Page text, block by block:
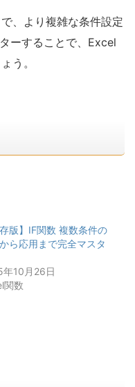
、より複雑な条件設定
ーすることで、Excel
う。
存版】IF関数 複数条件の
ら応用まで完全マスタ
年10月26日
関数